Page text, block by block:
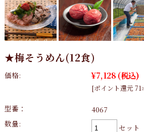
★梅そうめん(12食)
価格: ¥7,128 (税込)
[ポイント還元 71
型番：
4067
数量:
セット